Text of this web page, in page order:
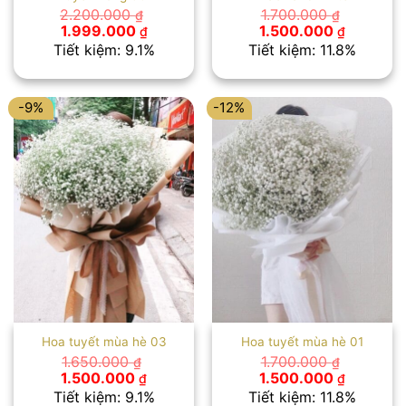
2.200.000₫
Giá
gốc
là:
1.999.000 ₫Giá
hiện
tại
1.999.000 ₫.
Tiết kiệm: 9.1%
1.700.000₫
Giá
gốc
là:
1.500.000 ₫Giá
hiện
tại
Tiết kiệm: 11.8%
-9%
Hoa tuyết mùa hè 03
1.650.000₫
Giá
gốc
1.500.000 ₫Giá
hiện
Tiết kiệm: 9.1%
-12%
Hoa tuyết mùa hè 01
1.700.000₫
Giá
gốc
1.500.000 ₫Giá
hiện
Tiết kiệm: 11.8%